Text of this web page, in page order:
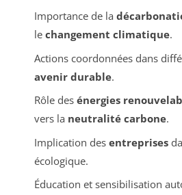
Importance de la
le changement climatique.
Actions coordonnées dans
avenir durable.
Rôle des énergies
vers la neutralité carbone.
Implication des entreprises
écologique.
Éducation et sensibilisation